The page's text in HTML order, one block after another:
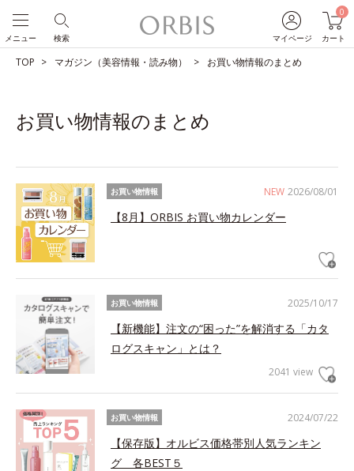
マイページ
0
カート
検索
メニュー
TOP マガジン（美容情報・読み物） お買い物情報のまとめ
お買い物情報のまとめ
NEW 2026/08/01
お買い物情報
【8月】ORBIS お買い物カレンダー
2025/10/17
お買い物情報
【新機能】注文の“困った”を解消する「カタ
ログスキャン」とは？
2041 view
2024/07/22
お買い物情報
【保存版】オルビス価格帯別人気ランキン
グ 各BEST５